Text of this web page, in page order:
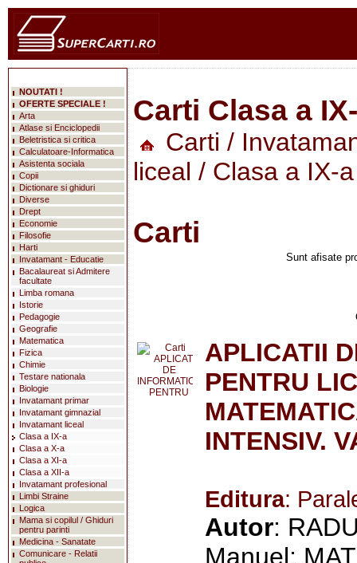
Carti Clasa a
Carti /
liceal / Clasa a IX-a
Carti
Sunt afisate
APLICATII
PENTRU
INTENSIV.
Editura:
Autor:
Manuel;
NOUTATI !
OFERTE SPECIALE !
Arta
Atlase si Enciclopedii
Beletristica si critica
Calculatoare-Informatica
Asistenta sociala
Copii
Dictionare si ghiduri
Diverse
Drept
Economie
Filosofie
Harti
Invatamant - Educatie
Bacalaureat si Admitere
facultate
Limba romana
Istorie
Pedagogie
Geografie
Matematica
Fizica
Chimie
Testare nationala
Biologie
Invatamant primar
Invatamant gimnazial
Invatamant liceal
Clasa a IX-a
Clasa a X-a
Clasa a XI-a
Clasa a XII-a
Invatamant profesional
Limbi Straine
Logica
Mama si copilul / Ghiduri
pentru parinti
Medicina - Sanatate
Comunicare - Relatii